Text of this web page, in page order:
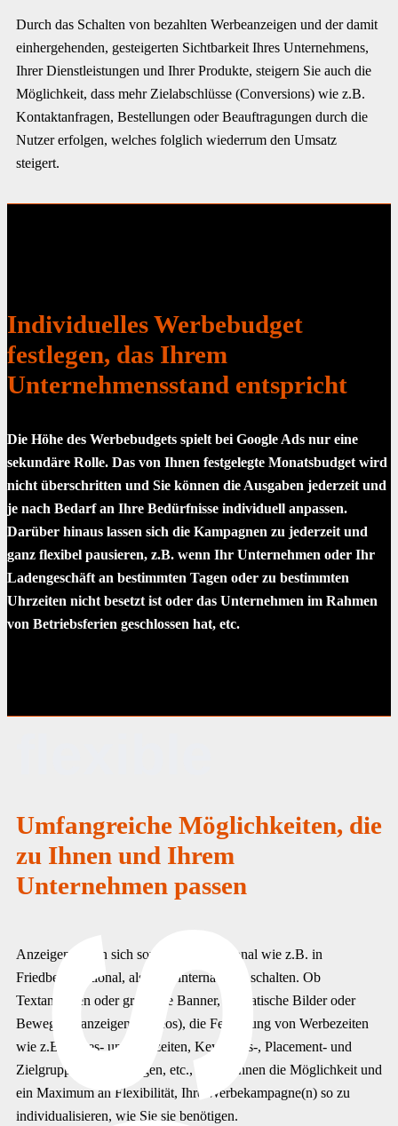
Durch das Schalten von bezahlten Werbeanzeigen und der damit
einhergehenden, gesteigerten Sichtbarkeit Ihres Unternehmens,
Ihrer Dienstleistungen und Ihrer Produkte, steigern Sie auch die
Möglichkeit, dass mehr Zielabschlüsse (Conversions) wie z.B.
Kontaktanfragen, Bestellungen oder Beauftragungen durch die
Nutzer erfolgen, welches folglich wiederrum den Umsatz
steigert.
Individuelles Werbebudget
festlegen, das Ihrem
Unternehmensstand entspricht
Die Höhe des Werbebudgets spielt bei Google Ads nur eine
sekundäre Rolle. Das von Ihnen festgelegte Monatsbudget wird
nicht überschritten und Sie können die Ausgaben jederzeit und
je nach Bedarf an Ihre Bedürfnisse individuell anpassen.
Darüber hinaus lassen sich die Kampagnen zu jederzeit und
ganz flexibel pausieren, z.B. wenn Ihr Unternehmen oder Ihr
Ladengeschäft an bestimmten Tagen oder zu bestimmten
Uhrzeiten nicht besetzt ist oder das Unternehmen im Rahmen
von Betriebsferien geschlossen hat, etc.
Umfangreiche Möglichkeiten, die
zu Ihnen und Ihrem
Unternehmen passen
Anzeigen lassen sich sowohl lokal/regional wie z.B. in
Friedberg, national, als auch international schalten. Ob
Textanzeigen oder grafische Banner, ob statische Bilder oder
Bewegtbildanzeigen (Videos), die Festlegung von Werbezeiten
wie z.B. Tages- und Uhrzeiten, Keywords-, Placement- und
Zielgruppenausrichtungen, etc., lassen Ihnen die Möglichkeit und
ein Maximum an Flexibilität, Ihre Werbekampagne(n) so zu
individualisieren, wie Sie sie benötigen.